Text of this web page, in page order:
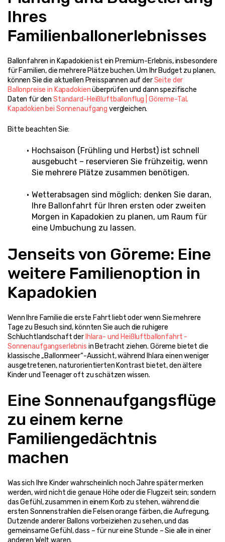
Ihres
Familienballonerlebnisses
Ballonfahren in Kapadokien ist ein Premium-Erlebnis, insbesondere
für Familien, die mehrere Plätze buchen. Um Ihr Budget zu planen,
können Sie die aktuellen Preisspannen auf der Seite der
Ballonpreise in Kapadokien überprüfen und dann spezifische
Daten für den Standard-Heißluftballonflug | Göreme-Tal,
Kapadokien bei Sonnenaufgang vergleichen.
Bitte beachten Sie:
Hochsaison (Frühling und Herbst) ist schnell
ausgebucht – reservieren Sie frühzeitig, wenn
Sie mehrere Plätze zusammen benötigen.
Wetterabsagen sind möglich; denken Sie daran,
Ihre Ballonfahrt für Ihren ersten oder zweiten
Morgen in Kapadokien zu planen, um Raum für
eine Umbuchung zu lassen.
Jenseits von Göreme: Eine
weitere Familienoption in
Kapadokien
Wenn Ihre Familie die erste Fahrt liebt oder wenn Sie mehrere
Tage zu Besuch sind, könnten Sie auch die ruhigere
Schluchtlandschaft der Ihlara- und Heißluftballonfahrt -
Sonnenaufgangserlebnis in Betracht ziehen. Göreme bietet die
klassische „Ballonmeer“-Aussicht, während Ihlara einen weniger
ausgetretenen, naturorientierten Kontrast bietet, den ältere
Kinder und Teenager oft zu schätzen wissen.
Eine Sonnenaufgangsflüge
zu einem kerne
Familiengedächtnis
machen
Was sich Ihre Kinder wahrscheinlich noch Jahre später merken
werden, wird nicht die genaue Höhe oder die Flugzeit sein; sondern
das Gefühl, zusammen in einem Korb zu stehen, während die
ersten Sonnenstrahlen die Felsen orange färben, die Aufregung,
Dutzende anderer Ballons vorbeiziehen zu sehen, und das
gemeinsame Gefühl, dass – für nur eine Stunde – Sie alle in einer